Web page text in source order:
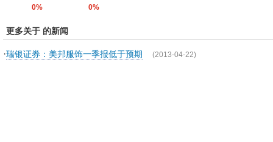
0% 0%
更多关于 的新闻
·瑞银证券：美邦服饰一季报低于预期 (2013-04-22)